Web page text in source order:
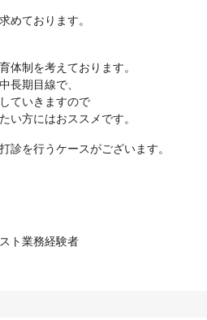
めております。
体制を考えております。
長期目線で、
ていきますので
方にはおススメです。
診を行うケースがございます。
ト業務経験者